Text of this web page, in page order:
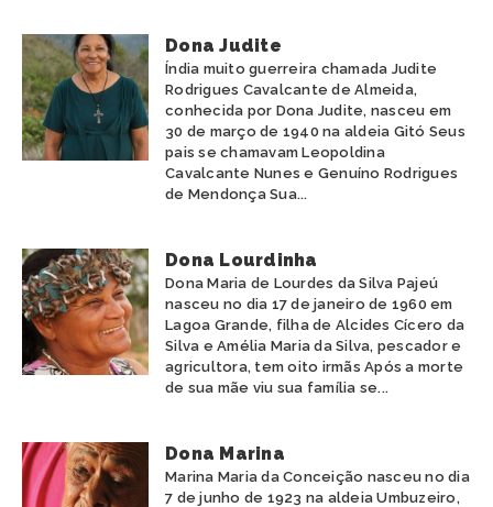
Dona Judite
Índia muito guerreira chamada Judite
Rodrigues Cavalcante de Almeida,
conhecida por Dona Judite, nasceu em
30 de março de 1940 na aldeia Gitó Seus
pais se chamavam Leopoldina
Cavalcante Nunes e Genuíno Rodrigues
de Mendonça Sua...
Dona Lourdinha
Dona Maria de Lourdes da Silva Pajeú
nasceu no dia 17 de janeiro de 1960 em
Lagoa Grande, filha de Alcides Cícero da
Silva e Amélia Maria da Silva, pescador e
agricultora, tem oito irmãs Após a morte
de sua mãe viu sua família se...
Dona Marina
Marina Maria da Conceição nasceu no dia
7 de junho de 1923 na aldeia Umbuzeiro,